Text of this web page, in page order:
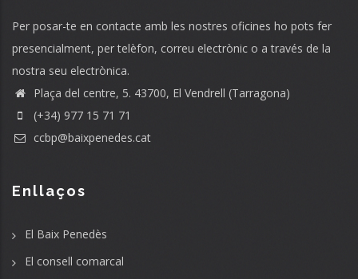
Per posar-te en contacte amb les nostres oficines ho pots fer
presencialment, per telèfon, correu electrònic o a través de la
nostra seu electrònica.
Plaça del centre, 5. 43700, El Vendrell (Tarragona)
(+34) 977 15 71 71
ccbp@baixpenedes.cat
Enllaços
El Baix Penedès
El consell comarcal